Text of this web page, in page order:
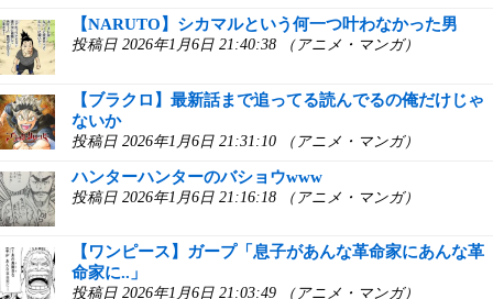
【NARUTO】シカマルという何一つ叶わなかった男
投稿日 2026年1月6日 21:40:38 （アニメ・マンガ）
【ブラクロ】最新話まで追ってる読んでるの俺だけじゃ
ないか
投稿日 2026年1月6日 21:31:10 （アニメ・マンガ）
ハンターハンターのバショウwww
投稿日 2026年1月6日 21:16:18 （アニメ・マンガ）
【ワンピース】ガープ「息子があんな革命家にあんな革
命家に..」
投稿日 2026年1月6日 21:03:49 （アニメ・マンガ）